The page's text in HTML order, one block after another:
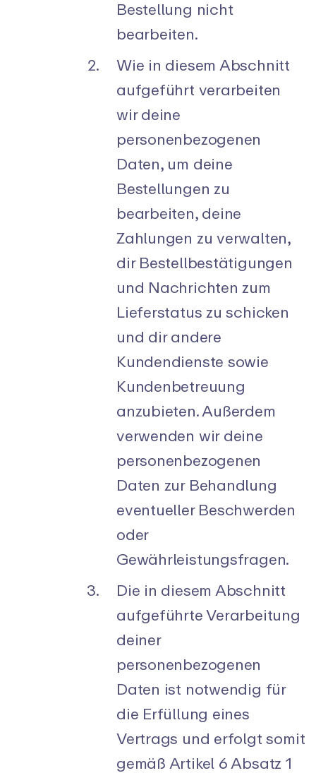
Bestellung nicht
bearbeiten.
Wie in diesem Abschnitt
aufgeführt verarbeiten
wir deine
personenbezogenen
Daten, um deine
Bestellungen zu
bearbeiten, deine
Zahlungen zu verwalten,
dir Bestellbestätigungen
und Nachrichten zum
Lieferstatus zu schicken
und dir andere
Kundendienste sowie
Kundenbetreuung
anzubieten. Außerdem
verwenden wir deine
personenbezogenen
Daten zur Behandlung
eventueller Beschwerden
oder
Gewährleistungsfragen.
Die in diesem Abschnitt
aufgeführte Verarbeitung
deiner
personenbezogenen
Daten ist notwendig für
die Erfüllung eines
Vertrags und erfolgt somit
gemäß Artikel 6 Absatz 1